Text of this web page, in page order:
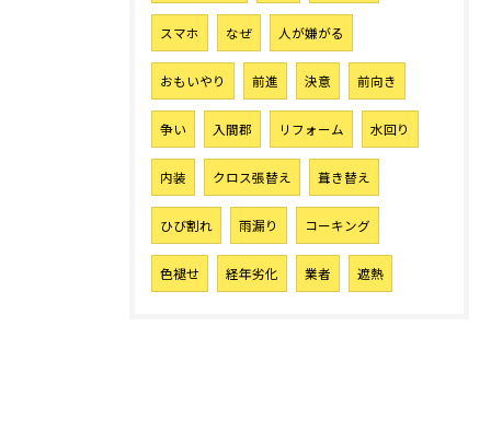
スマホ なぜ 人が嫌がる
おもいやり 前進 決意 前向き
争い 入間郡 リフォーム 水回り
内装 クロス張替え 葺き替え
ひび割れ 雨漏り コーキング
色褪せ 経年劣化 業者 遮熱